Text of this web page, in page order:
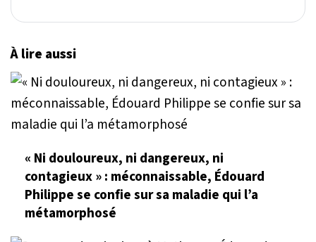
À lire aussi
« Ni douloureux, ni dangereux, ni
contagieux » : méconnaissable, Édouard
Philippe se confie sur sa maladie qui l’a
métamorphosé